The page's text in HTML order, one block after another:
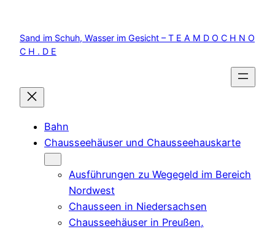
springen
Sand im Schuh, Wasser im Gesicht – T E A M D O C H N O
C H . D E
Bahn
Chausseehäuser und Chausseehauskarte
Ausführungen zu Wegegeld im Bereich
Nordwest
Chausseen in Niedersachsen
Chausseehäuser in Preußen,